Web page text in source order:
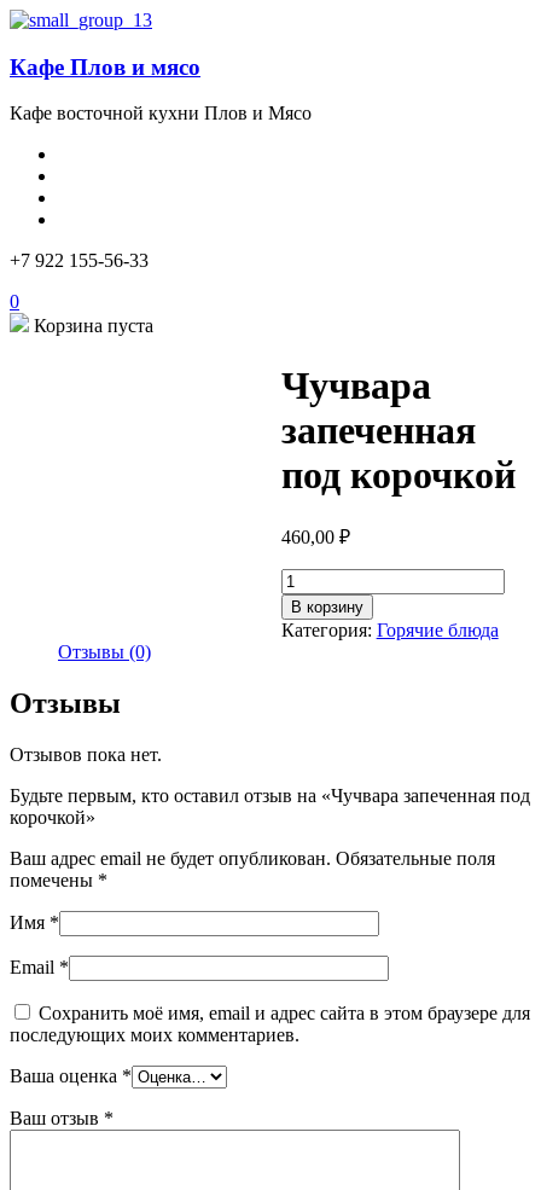
Кафе Плов и мясо
Кафе восточной кухни Плов и Мясо
+7 922 155-56-33
0
Корзина пуста
Чучвара
запеченная
под корочкой
460,00 ₽
Количество
товара
Чучвара
запеченная
В корзину
Категория: Горячие блюда
Отзывы (0)
Отзывы
Отзывов пока нет.
Будьте первым, кто оставил отзыв на «Чучвара запеченная под
корочкой»
Ваш адрес email не будет опубликован. Обязательные поля
помечены *
Имя *
Email *
Сохранить моё имя, email и адрес сайта в этом браузере для
последующих моих комментариев.
Ваша оценка *
Ваш отзыв *